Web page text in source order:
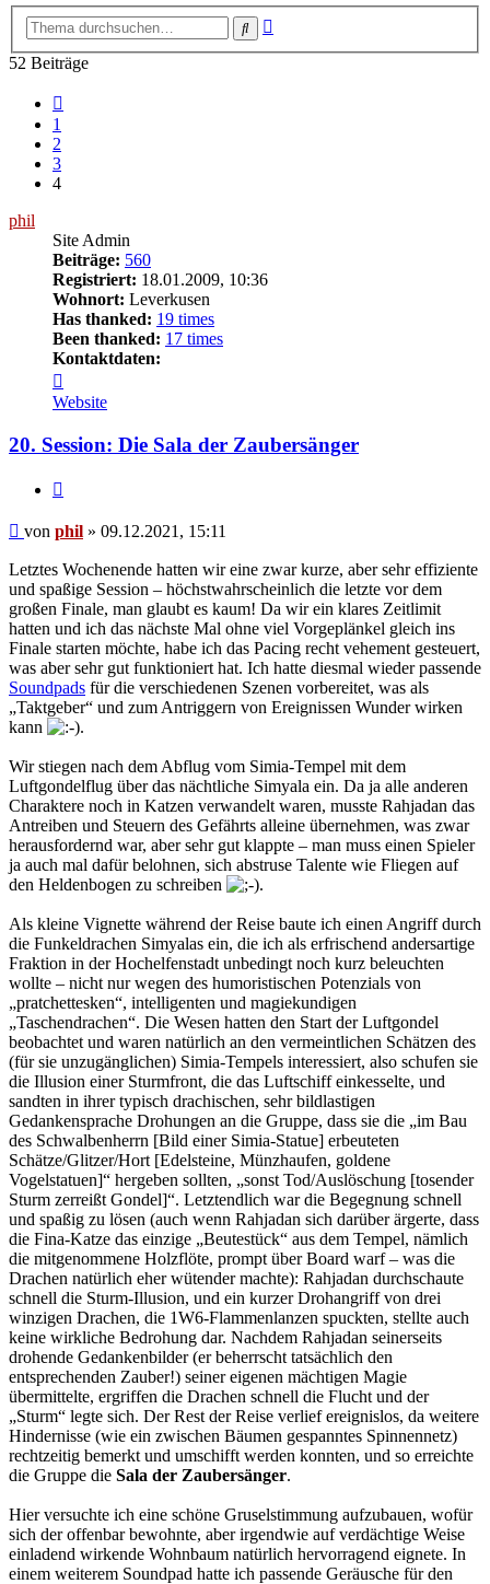
Suche
52 Beiträge
1
2
3
4
phil
Site Admin
Beiträge: 560
Registriert: 18.01.2009, 10:36
Wohnort: Leverkusen
Has thanked: 19 times
Been thanked: 17 times
Kontaktdaten:
von
phil
Website
20. Session: Die Sala der Zaubersänger
Beitrag
von phil » 09.12.2021, 15:11
Letztes Wochenende hatten wir eine zwar kurze, aber sehr effiziente
und spaßige Session – höchstwahrscheinlich die letzte vor dem
großen Finale, man glaubt es kaum! Da wir ein klares Zeitlimit
hatten und ich das nächste Mal ohne viel Vorgeplänkel gleich ins
Finale starten möchte, habe ich das Pacing recht vehement gesteuert,
was aber sehr gut funktioniert hat. Ich hatte diesmal wieder passende
Soundpads für die verschiedenen Szenen vorbereitet, was als
„Taktgeber“ und zum Antriggern von Ereignissen Wunder wirken
kann
.
Wir stiegen nach dem Abflug vom Simia-Tempel mit dem
Luftgondelflug über das nächtliche Simyala ein. Da ja alle anderen
Charaktere noch in Katzen verwandelt waren, musste Rahjadan das
Antreiben und Steuern des Gefährts alleine übernehmen, was zwar
herausfordernd war, aber sehr gut klappte – man muss einen Spieler
ja auch mal dafür belohnen, sich abstruse Talente wie Fliegen auf
den Heldenbogen zu schreiben
.
Als kleine Vignette während der Reise baute ich einen Angriff durch
die Funkeldrachen Simyalas ein, die ich als erfrischend andersartige
Fraktion in der Hochelfenstadt unbedingt noch kurz beleuchten
wollte – nicht nur wegen des humoristischen Potenzials von
„pratchettesken“, intelligenten und magiekundigen
„Taschendrachen“. Die Wesen hatten den Start der Luftgondel
beobachtet und waren natürlich an den vermeintlichen Schätzen des
(für sie unzugänglichen) Simia-Tempels interessiert, also schufen sie
die Illusion einer Sturmfront, die das Luftschiff einkesselte, und
sandten in ihrer typisch drachischen, sehr bildlastigen
Gedankensprache Drohungen an die Gruppe, dass sie die „im Bau
des Schwalbenherrn [Bild einer Simia-Statue] erbeuteten
Schätze/Glitzer/Hort [Edelsteine, Münzhaufen, goldene
Vogelstatuen]“ hergeben sollten, „sonst Tod/Auslöschung [tosender
Sturm zerreißt Gondel]“. Letztendlich war die Begegnung schnell
und spaßig zu lösen (auch wenn Rahjadan sich darüber ärgerte, dass
die Fina-Katze das einzige „Beutestück“ aus dem Tempel, nämlich
die mitgenommene Holzflöte, prompt über Board warf – was die
Drachen natürlich eher wütender machte): Rahjadan durchschaute
schnell die Sturm-Illusion, und ein kurzer Drohangriff von drei
winzigen Drachen, die 1W6-Flammenlanzen spuckten, stellte auch
keine wirkliche Bedrohung dar. Nachdem Rahjadan seinerseits
drohende Gedankenbilder (er beherrscht tatsächlich den
entsprechenden Zauber!) seiner eigenen mächtigen Magie
übermittelte, ergriffen die Drachen schnell die Flucht und der
„Sturm“ legte sich. Der Rest der Reise verlief ereignislos, da weitere
Hindernisse (wie ein zwischen Bäumen gespanntes Spinnennetz)
rechtzeitig bemerkt und umschifft werden konnten, und so erreichte
die Gruppe die Sala der Zaubersänger.
Hier versuchte ich eine schöne Gruselstimmung aufzubauen, wofür
sich der offenbar bewohnte, aber irgendwie auf verdächtige Weise
einladend wirkende Wohnbaum natürlich hervorragend eignete. In
einem weiterem Soundpad hatte ich passende Geräusche für den